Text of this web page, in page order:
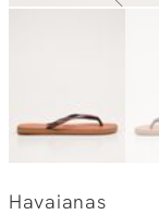
Havaianas